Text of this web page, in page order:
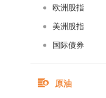
欧洲股指
美洲股指
国际债券
原油